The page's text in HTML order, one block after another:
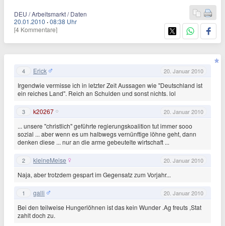
DEU / Arbeitsmarkt / Daten
20.01.2010 ·08:38 Uhr
[4 Kommentare]
4 Erick 20. Januar 2010
Irgendwie vermisse ich in letzter Zeit Aussagen wie "Deutschland ist
ein reiches Land". Reich an Schulden und sonst nichts. lol
3 k20267 20. Januar 2010
... unsere "christlich" geführte regierungskoalition tut immer sooo
sozial ... aber wenn es um halbwegs vernünftige löhne geht, dann
denken diese ... nur an die arme gebeutelte wirtschaft ...
2 kleineMeise 20. Januar 2010
Naja, aber trotzdem gespart im Gegensatz zum Vorjahr...
1 galli 20. Januar 2010
Bei den teilweise Hungerlöhnen ist das kein Wunder .Ag freuts ,Stat
zahlt doch zu.